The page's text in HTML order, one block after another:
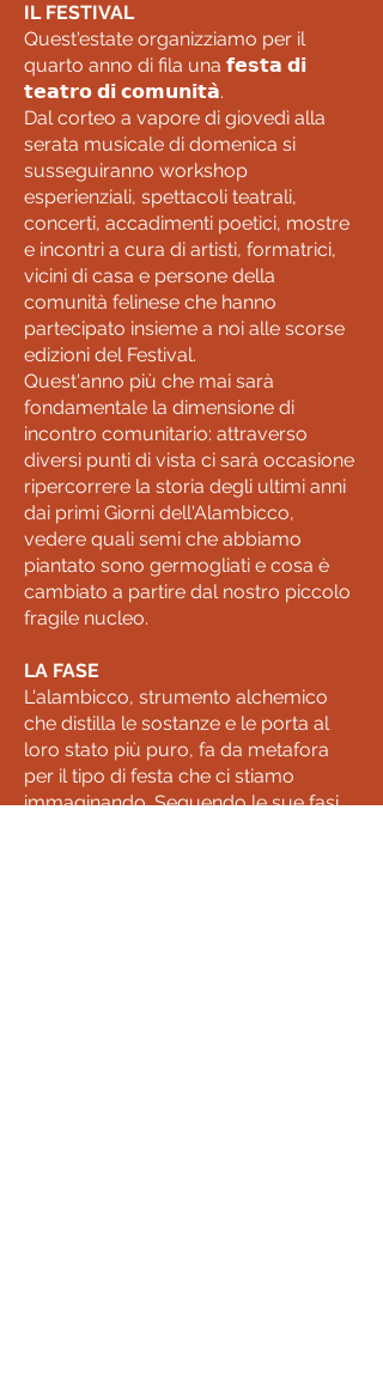
IL FESTIVAL
Quest'estate organizziamo per il
quarto anno di fila una 𝗳𝗲𝘀𝘁𝗮 𝗱𝗶
𝘁𝗲𝗮𝘁𝗿𝗼 𝗱𝗶 𝗰𝗼𝗺𝘂𝗻𝗶𝘁𝗮̀.
Dal corteo a vapore di giovedì alla
serata musicale di domenica si
susseguiranno workshop
esperienziali, spettacoli teatrali,
concerti, accadimenti poetici, mostre
e incontri a cura di artisti, formatrici,
vicini di casa e persone della
comunità felinese che hanno
partecipato insieme a noi alle scorse
edizioni del Festival.
Quest'anno più che mai sarà
fondamentale la dimensione di
incontro comunitario: attraverso
diversi punti di vista ci sarà occasione
ripercorrere la storia degli ultimi anni
dai primi Giorni dell'Alambicco,
vedere quali semi che abbiamo
piantato sono germogliati e cosa è
cambiato a partire dal nostro piccolo
fragile nucleo.
LA FASE
L'alambicco, strumento alchemico
che distilla le sostanze e le porta al
loro stato più puro, fa da metafora
per il tipo di festa che ci stiamo
immaginando. Seguendo le sue fasi,